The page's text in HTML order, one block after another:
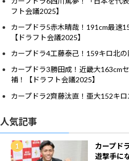
フト会議2025】
カープドラ5赤木晴哉！191cm最速
【ドラフト会議2025】
カープドラ4工藤泰己！159キロ北
カープドラ3勝田成！近畿大163cm
補！【ドラフト会議2025】
カープドラ2齊藤汰直！亜大152キ
人気記事
カープド
遊撃手に